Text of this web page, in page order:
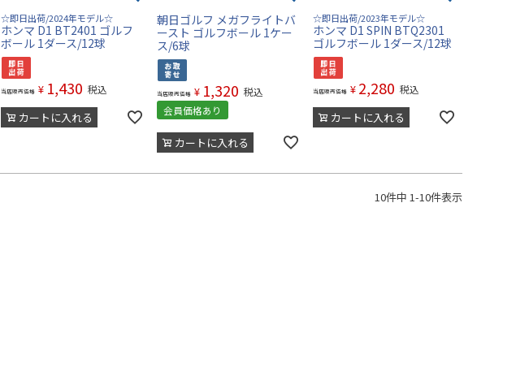
☆即日出荷/2024年モデル☆
ホンマ D1 BT2401 ゴルフ
ボール 1ダース/12球
当店販売価格 ¥ 1,430 税込
カートに入れる
朝日ゴルフ メガフライトバ
ースト ゴルフボール 1ケー
ス/6球
当店販売価格 ¥ 1,320 税込
会員価格あり
カートに入れる
☆即日出荷/2023年モデル☆
ホンマ D1 SPIN BTQ2301
ゴルフボール 1ダース/12球
当店販売価格 ¥ 2,280 税込
カートに入れる
10件中 1-10件表示